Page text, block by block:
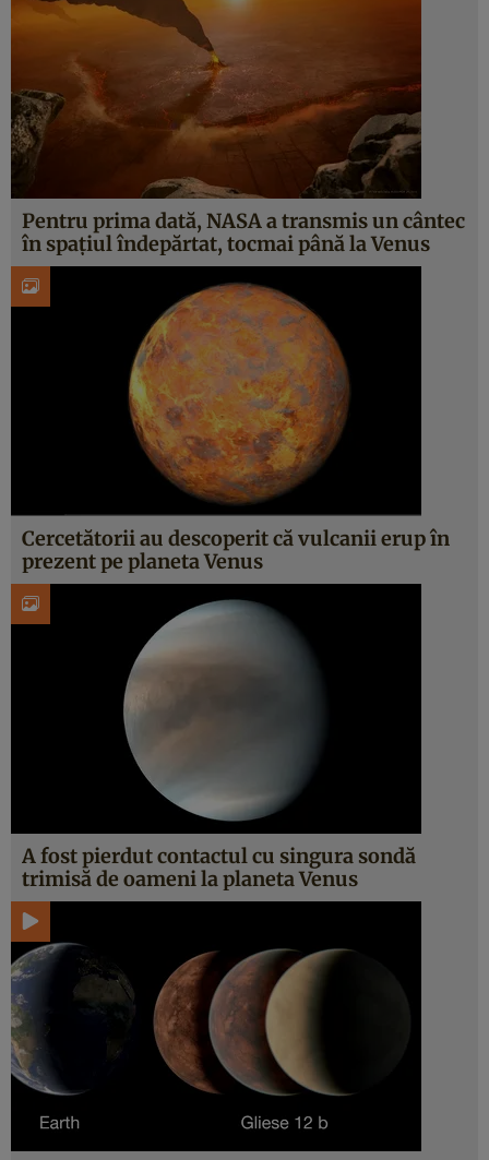
Pentru prima dată, NASA a transmis un cântec
în spațiul îndepărtat, tocmai până la Venus
Cercetătorii au descoperit că vulcanii erup în
prezent pe planeta Venus
A fost pierdut contactul cu singura sondă
trimisă de oameni la planeta Venus